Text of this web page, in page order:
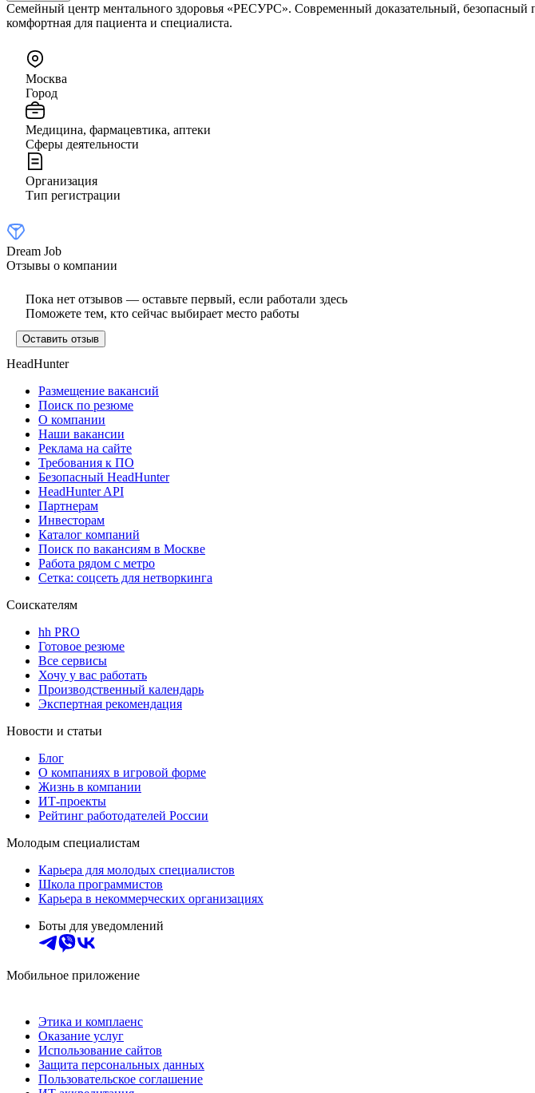
Семейный центр ментального здоровья «РЕСУРС». Современный доказательный, безопасный
комфортная для пациента и специалиста.
Москва
Город
Медицина, фармацевтика, аптеки
Сферы деятельности
Организация
Тип регистрации
Dream Job
Отзывы о компании
Пока нет отзывов — оставьте первый, если работали здесь
Поможете тем, кто сейчас выбирает место работы
Оставить отзыв
HeadHunter
Размещение вакансий
Поиск по резюме
О компании
Наши вакансии
Реклама на сайте
Требования к ПО
Безопасный HeadHunter
HeadHunter API
Партнерам
Инвесторам
Каталог компаний
Поиск по вакансиям в Москве
Работа рядом с метро
Сетка: соцсеть для нетворкинга
Соискателям
hh PRO
Готовое резюме
Все сервисы
Хочу у вас работать
Производственный календарь
Экспертная рекомендация
Новости и статьи
Блог
О компаниях в игровой форме
Жизнь в компании
ИТ-проекты
Рейтинг работодателей России
Молодым специалистам
Карьера для молодых специалистов
Школа программистов
Карьера в некоммерческих организациях
Боты для уведомлений
Мобильное приложение
Этика и комплаенс
Оказание услуг
Использование сайтов
Защита персональных данных
Пользовательское соглашение